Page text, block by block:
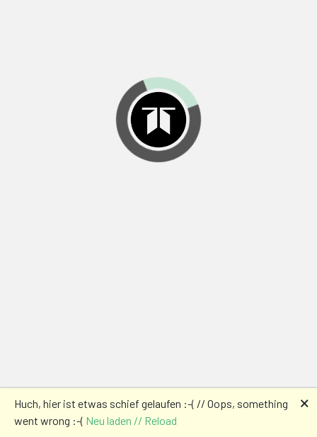
Huch, hier ist etwas schief gelaufen :-( // Oops, something
went wrong :-( Neu laden // Reload
🗙